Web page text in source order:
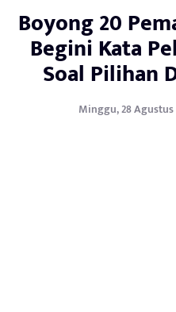
Boyong 20
Begini Kata
Soal Pilihan
Minggu, 28 Agustus